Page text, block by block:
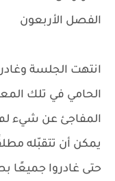
الفصل الأربعون
انتهت الجلسة
الحامي في تلك
المفاجئ عن شيء
يمكن أن تتقبّله
حتى غادروا جميعًا